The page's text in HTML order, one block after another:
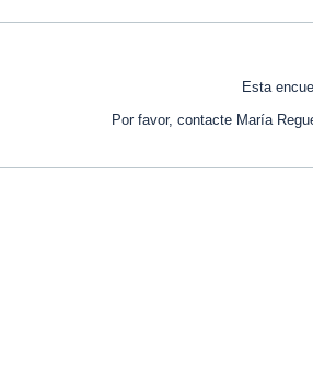
Esta
Por favor, contacte María